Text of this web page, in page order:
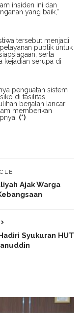
insiden ini dan
yang baik,”
tersebut menjadi
publik untuk
serta
kejadian serupa di
penguatan sistem
di fasilitas
berjalan lancar
memberikan
(*)
Ajak Warga
Syukuran HUT